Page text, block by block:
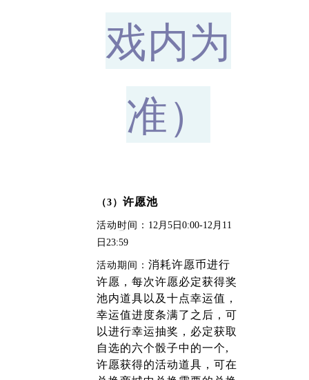
戏内为
准）
（3） 许愿池
活动时间： 12月5日0:00-12月11
日23:59
活动期间： 消耗许愿币进行
许愿，每次许愿必定获得奖
池内道具以及十点幸运值，
幸运值进度条满了之后，可
以进行幸运抽奖，必定获取
自选的六个骰子中的一个,
许愿获得的活动道具，可在